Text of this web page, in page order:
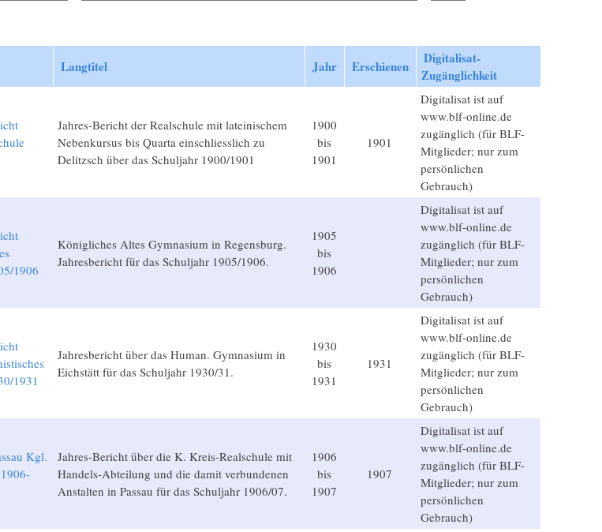
Langtitel Jahr Erschienen
Digitalisat-
Zugänglichkeit
Jahres-Bericht der Realschule mit lateinischem
Nebenkursus bis Quarta einschliesslich zu
Delitzsch über das Schuljahr 1900/1901
1900
bis
1901
1901
Digitalisat ist auf
www.blf-online.de
zugänglich (für BLF-
Mitglieder; nur zum
persönlichen
Gebrauch)
1906
Königliches Altes Gymnasium in Regensburg.
Jahresbericht für das Schuljahr 1905/1906.
1905
bis
1906
Digitalisat ist auf
www.blf-online.de
zugänglich (für BLF-
Mitglieder; nur zum
persönlichen
Gebrauch)
1931
Jahresbericht über das Human. Gymnasium in
Eichstätt für das Schuljahr 1930/31.
1930
bis
1931
1931
Digitalisat ist auf
www.blf-online.de
zugänglich (für BLF-
Mitglieder; nur zum
persönlichen
Gebrauch)
Kgl.
Jahres-Bericht über die K. Kreis-Realschule mit
Handels-Abteilung und die damit verbundenen
Anstalten in Passau für das Schuljahr 1906/07.
1906
bis
1907
1907
Digitalisat ist auf
www.blf-online.de
zugänglich (für BLF-
Mitglieder; nur zum
persönlichen
Gebrauch)